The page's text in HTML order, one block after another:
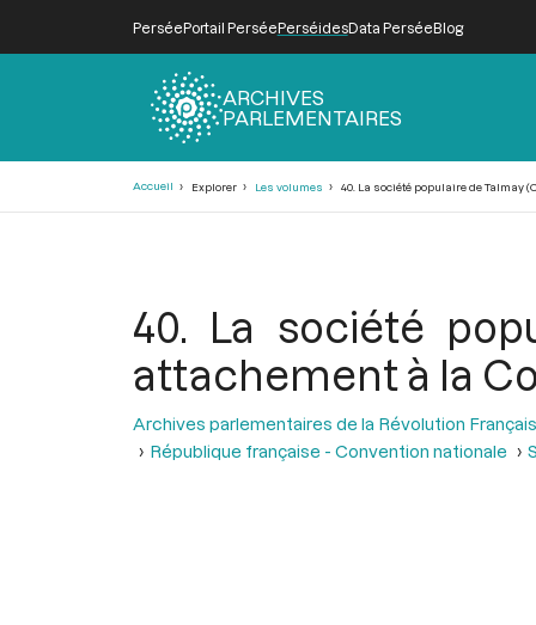
PerséePortail PerséePerséidesData PerséeBlog
ARCHIVES
PARLEMENTAIRES
Accueil Explorer Les volumes 40. La société populaire de Talmay
40. La société
attachement à la
Archives parlementaires de la Révolution
République française - Convention nationale